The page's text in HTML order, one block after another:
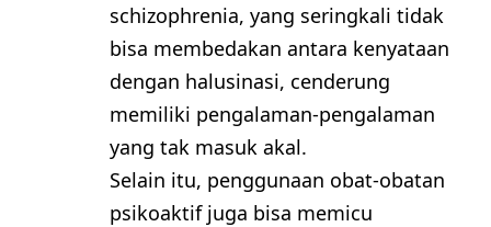
schizophrenia, yang seringkali tidak
bisa membedakan antara kenyataan
dengan halusinasi, cenderung
memiliki pengalaman-pengalaman
yang tak masuk akal.
Selain itu, penggunaan obat-obatan
psikoaktif juga bisa memicu